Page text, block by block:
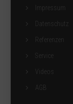
Impressum
Datenschutz
Referenzen
Service
Videos
AGB